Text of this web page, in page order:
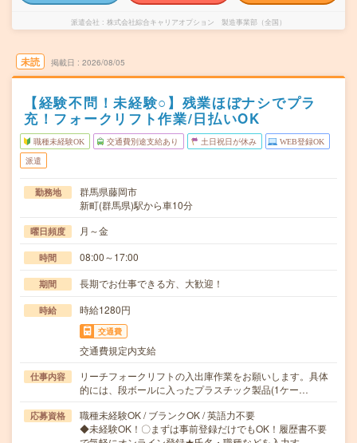
派遣会社 株式会社綜合キャリアオプション 製造事業部（全国）
未読 掲載日 2026/08/05
【経験不問！未経験○】残業ほぼナシでプラ
充！フォークリフト作業/日払いOK
職種未経験OK 交通費別途支給あり 土日祝日が休み WEB登録OK
派遣
勤務地
群馬県藤岡市
新町(群馬県)駅から車10分
曜日頻度 月～金
時間 08:00～17:00
期間 長期でお仕事できる方、大歓迎！
時給 時給1280円
交通費
交通費規定内支給
仕事内容
リーチフォークリフトの入出庫作業をお願いします。具体
的には、段ボールに入ったプラスチック製品(1ケー…
応募資格
職種未経験OK / ブランクOK / 英語力不要
◆未経験OK！〇まずは事前登録だけでもOK！履歴書不要